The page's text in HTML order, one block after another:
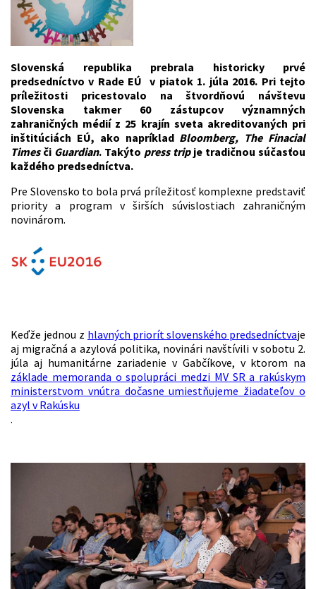
Slovenská republika prebrala historicky prvé
predsedníctvo v Rade EÚ v piatok 1. júla 2016. Pri tejto
príležitosti pricestovalo na štvordňovú návštevu
Slovenska takmer 60 zástupcov významných
zahraničných médií z 25 krajín sveta akreditovaných pri
inštitúciách EÚ, ako napríkladBloomberg, The Finacial
Timesči Guardian. Takýto press trip je tradičnou súčasťou
každého predsedníctva.
Pre Slovensko to bola prvá príležitosť komplexne predstaviť
priority a program v širších súvislostiach zahraničným
novinárom.
Keďže jednou z hlavných priorít slovenského predsedníctvaje
aj migračná a azylová politika, novinári navštívili v sobotu 2.
júla aj humanitárne zariadenie v Gabčíkove, v ktorom na
základe memoranda o spolupráci medzi MV SR a rakúskym
ministerstvom vnútra dočasne umiestňujeme žiadateľov o
azyl v Rakúsku
.